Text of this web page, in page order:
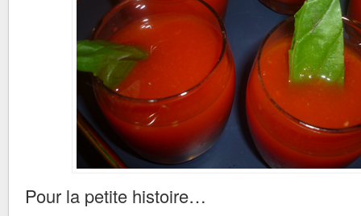
Pour la petite histoire…